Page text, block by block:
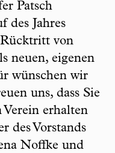
Patsch
des Jahres
von
neuen, eigenen
wünschen wir
uns, dass Sie
erhalten
des Vorstands
Noffke und